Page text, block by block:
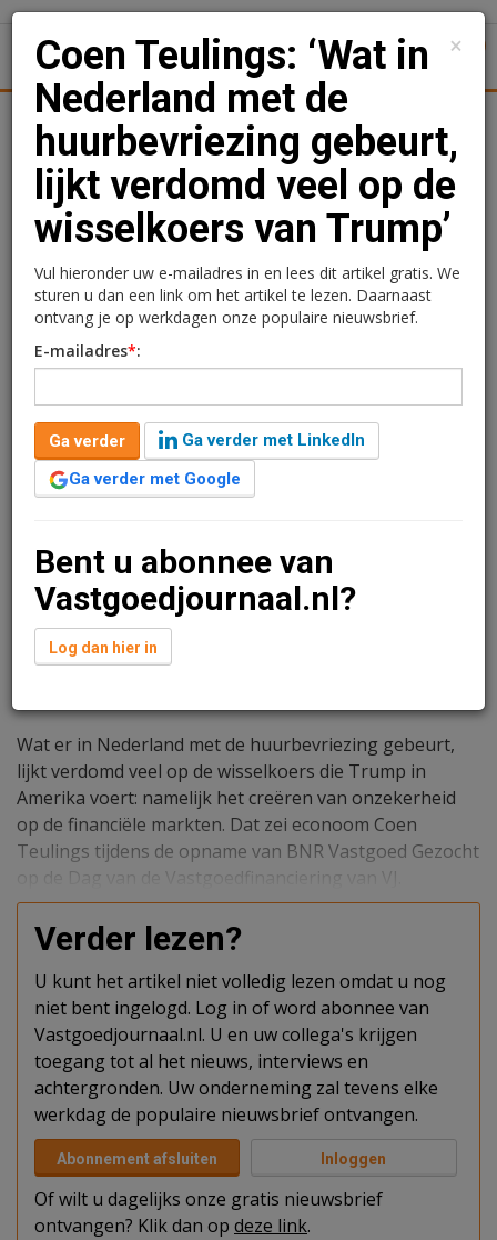
Nieuws Uitgelicht Achtergronden Woningmarkt
Coen Teulings: ‘Wat in
Nederland met de
huurbevriezing gebeurt,
lijkt verdomd veel op de
wisselkoers van Trump’
Wat er in Nederland met de huurbevriezing gebeurt,
lijkt verdomd veel op de wisselkoers die Trump in
Amerika voert: namelijk het creëren van onzekerheid
op de financiële markten. Dat zei econoom Coen
Teulings tijdens de opname van BNR Vastgoed Gezocht
op de Dag van de Vastgoedfinanciering van VJ.
Verder lezen?
U kunt het artikel niet volledig lezen omdat u nog
niet bent ingelogd. Log in of word abonnee van
Vastgoedjournaal.nl. U en uw collega's krijgen
toegang tot al het nieuws, interviews en
achtergronden. Uw onderneming zal tevens elke
werkdag de populaire nieuwsbrief ontvangen.
Abonnement afsluiten Inloggen
Of wilt u dagelijks onze gratis nieuwsbrief
ontvangen? Klik dan op deze link.
×
Coen Teulings: ‘Wat in
Nederland met de
huurbevriezing gebeurt,
lijkt verdomd veel op de
wisselkoers van Trump’
Vul hieronder uw e-mailadres in en lees dit artikel gratis. We
sturen u dan een link om het artikel te lezen. Daarnaast
ontvang je op werkdagen onze populaire nieuwsbrief.
E-mailadres*:
Ga verder
Ga verder met LinkedIn
Ga verder met Google
Bent u abonnee van
Vastgoedjournaal.nl?
Log dan hier in